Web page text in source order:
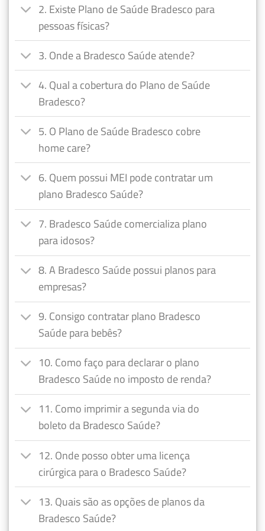
2. Existe Plano de Saúde Bradesco para
pessoas físicas?
3. Onde a Bradesco Saúde atende?
4. Qual a cobertura do Plano de Saúde
Bradesco?
5. O Plano de Saúde Bradesco cobre
home care?
6. Quem possui MEI pode contratar um
plano Bradesco Saúde?
7. Bradesco Saúde comercializa plano
para idosos?
8. A Bradesco Saúde possui planos para
empresas?
9. Consigo contratar plano Bradesco
Saúde para bebês?
10. Como faço para declarar o plano
Bradesco Saúde no imposto de renda?
11. Como imprimir a segunda via do
boleto da Bradesco Saúde?
12. Onde posso obter uma licença
cirúrgica para o Bradesco Saúde?
13. Quais são as opções de planos da
Bradesco Saúde?